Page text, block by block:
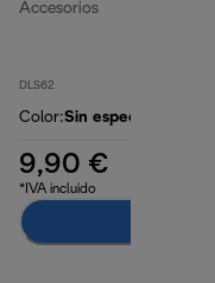
Accesorios
DLS62
Color:Sin especificar
9,90 €
*IVA incluido